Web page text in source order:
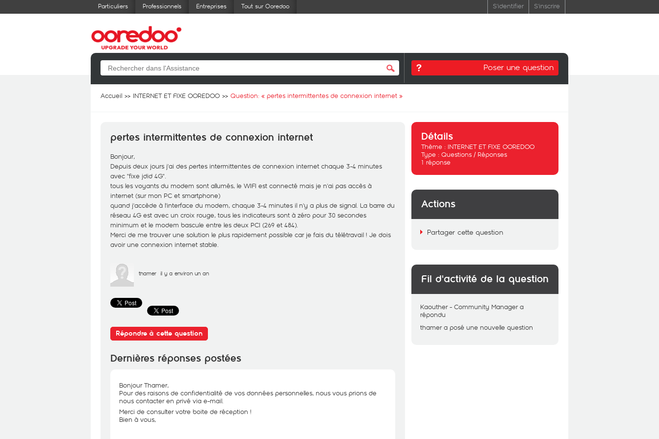
Particuliers Professionnels Entreprises Tout sur Ooredoo S'identifier S'inscrire
Poser une question
Accueil INTERNET ET FIXE OOREDOO Question: « pertes intermittentes de connexion internet »
pertes intermittentes de connexion internet
Bonjour,
Depuis deux jours j'ai des pertes intermittentes de connexion internet chaque 3-4 minutes
avec "fixe jdid 4G".
tous les voyants du modem sont allumés, le WIFI est connecté mais je n'ai pas accès à
internet (sur mon PC et smartphone)
quand j'accède à l'interface du modem, chaque 3-4 minutes il n'y a plus de signal. La barre du
réseau 4G est avec un croix rouge, tous les indicateurs sont à zéro pour 30 secondes
minimum et le modem bascule entre les deux PCI (269 et 484).
Merci de me trouver une solution le plus rapidement possible car je fais du télétravail ! Je dois
avoir une connexion internet stable.
thamer il y a environ un an
Répondre à cette question
Dernières réponses postées
Bonjour Thamer,
Pour des raisons de confidentialité de vos données personnelles, nous vous prions de
nous contacter en privé via e-mail.
Merci de consulter votre boite de réception !
Bien à vous,
Détails
Thème : INTERNET ET FIXE OOREDOO
Type : Questions / Réponses
1 réponse
Actions
Partager cette question
Fil d'activité de la question
Kaouther - Community Manager a
répondu
thamer a posé une nouvelle question